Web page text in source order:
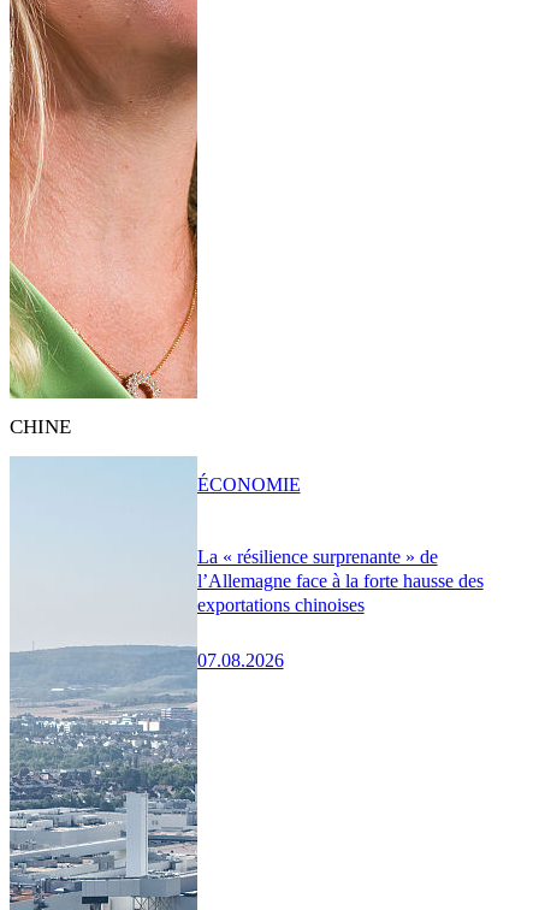
CHINE
La « résilience surprenante » de
l’Allemagne face à la forte hausse des
exportations chinoises
07.08.2026
ÉCONOMIE